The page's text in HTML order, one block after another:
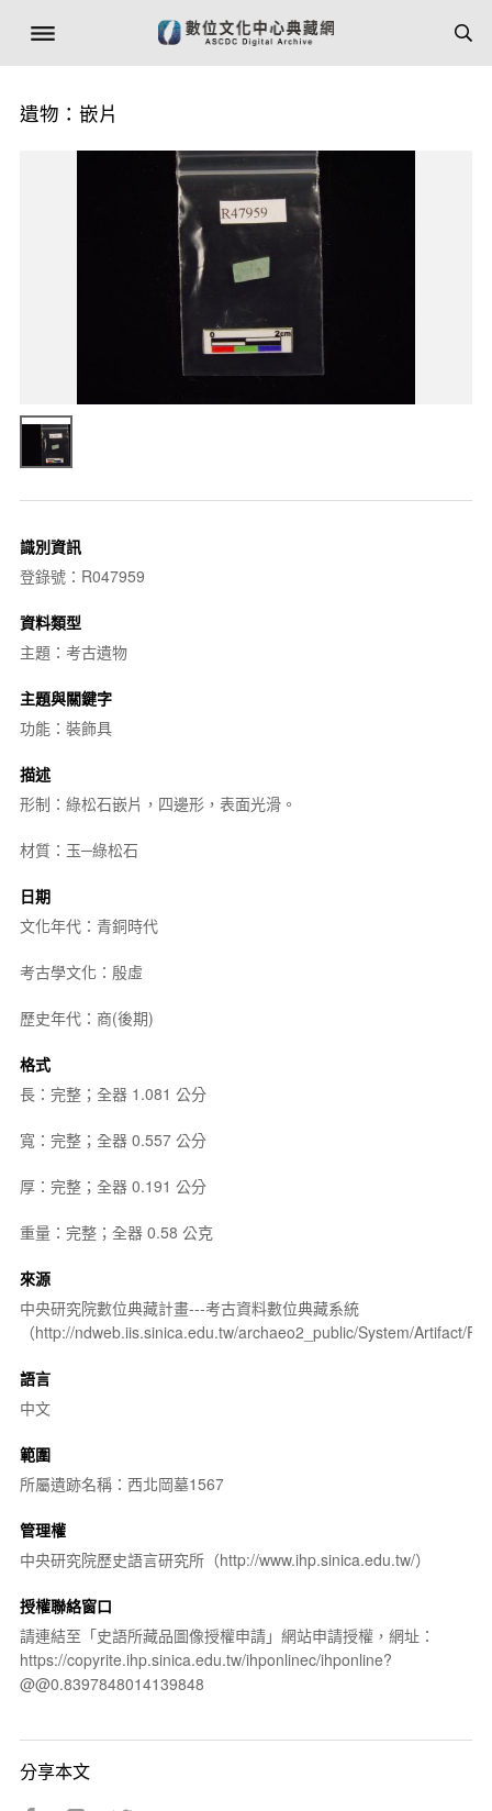
遺物：嵌片
識別資訊
登錄號：R047959
資料類型
主題：考古遺物
主題與關鍵字
功能：裝飾具
描述
形制：綠松石嵌片，四邊形，表面光滑。
材質：玉─綠松石
日期
文化年代：青銅時代
考古學文化：殷虛
歷史年代：商(後期)
格式
長：完整；全器 1.081 公分
寬：完整；全器 0.557 公分
厚：完整；全器 0.191 公分
重量：完整；全器 0.58 公克
來源
中央研究院數位典藏計畫---考古資料數位典藏系統
（http://ndweb.iis.sinica.edu.tw/archaeo2_public/System/Artifact/
語言
中文
範圍
所屬遺跡名稱：西北岡墓1567
管理權
中央研究院歷史語言研究所（http://www.ihp.sinica.edu.tw/）
授權聯絡窗口
請連結至「史語所藏品圖像授權申請」網站申請授權，網址：
https://copyrite.ihp.sinica.edu.tw/ihponlinec/ihponline?
@@0.8397848014139848
分享本文